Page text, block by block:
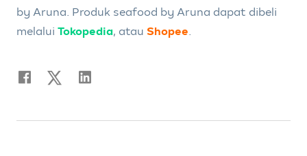
by Aruna. Produk seafood by Aruna dapat dibeli
melalui Tokopedia, atau Shopee.